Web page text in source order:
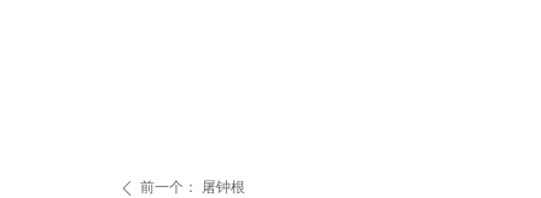
ꄴ 前一个： 屠钟根